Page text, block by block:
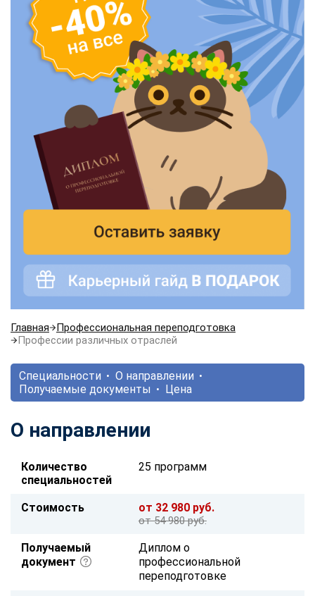
Главная
Профессиональная переподготовка
Профессии различных отраслей
Специальности
О направлении
Получаемые документы
Цена
О направлении
Количество
специальностей
25 программ
Стоимость от 32 980 руб.
от 54 980 руб.
Получаемый
документ
Диплом о
профессиональной
переподготовке